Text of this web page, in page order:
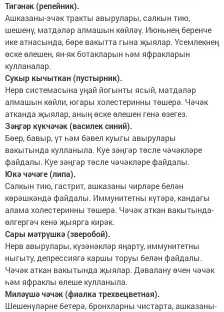
Тигәнәк (репейник).
Ашказаны-эчәк тракты авырулары, салкын тию,
шешенү, матдәләр алмашын көйләү. Июньнең беренче
ике атнасында, бөре вакытта гына җыялар. Үсемлекнең
өске өлешен, ян-як ботакларын һәм яфракларын
кулланалар.
Сукыр кычыткан (пустырник).
Нерв системасына уңай йогынты ясый, матдәләр
алмашын көйли, югары холестеринны төшерә. Чәчәк
атканда җыялар, аның өске өлешен генә өзегез.
Зәңгәр күкчәчәк (василек синий).
Бөер, бавыр, үт һәм бәвел куыгы авырулары
вакытында кулланыла. Куе зәңгәр төсле чәчәкләре
файдалы. Куе зәңгәр төсле чәчәкләре файдалы.
Юкә чәчәге (липа).
Салкын тию, гастрит, ашказаны чирләре белән
көрәшкәндә файдалы. Иммунитетны күтәрә, кандагы
алама холестеринны төшерә. Чәчәк аткан вакытында-
өлгергәч кенә җыярга кирәк.
Сары мәтрүшкә (зверобой).
Нерв авырулары, күзәнәкләр яңарту, иммунитетны
ныгыту, депрессиягә каршы торуы белән файдалы.
Чәчәк аткан вакытында җыялар. Дәвалану өчен чәчәк
һәм яфраклы өлеше кулланыла.
Миләүшә чәчәк (фиалка трехвецветная).
Шешенүләрне бетерә, бронхларны чистарта, ашказаны-